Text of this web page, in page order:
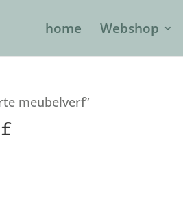
home Webshop
meubelverf”